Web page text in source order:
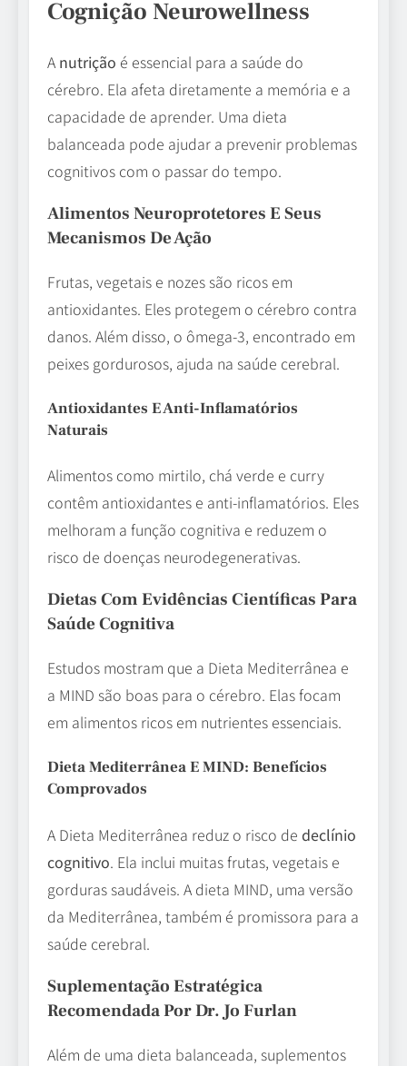
Cognição Neurowellness
A nutrição é essencial para a saúde do
cérebro. Ela afeta diretamente a memória e a
capacidade de aprender. Uma dieta
balanceada pode ajudar a prevenir problemas
cognitivos com o passar do tempo.
Alimentos Neuroprotetores E Seus
Mecanismos De Ação
Frutas, vegetais e nozes são ricos em
antioxidantes. Eles protegem o cérebro contra
danos. Além disso, o ômega-3, encontrado em
peixes gordurosos, ajuda na saúde cerebral.
Antioxidantes E Anti-Inflamatórios
Naturais
Alimentos como mirtilo, chá verde e curry
contêm antioxidantes e anti-inflamatórios. Eles
melhoram a função cognitiva e reduzem o
risco de doenças neurodegenerativas.
Dietas Com Evidências Científicas Para
Saúde Cognitiva
Estudos mostram que a Dieta Mediterrânea e
a MIND são boas para o cérebro. Elas focam
em alimentos ricos em nutrientes essenciais.
Dieta Mediterrânea E MIND: Benefícios
Comprovados
A Dieta Mediterrânea reduz o risco de declínio
cognitivo. Ela inclui muitas frutas, vegetais e
gorduras saudáveis. A dieta MIND, uma versão
da Mediterrânea, também é promissora para a
saúde cerebral.
Suplementação Estratégica
Recomendada Por Dr. Jo Furlan
Além de uma dieta balanceada, suplementos